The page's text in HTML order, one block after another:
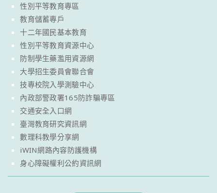
性別平等教育專區
教育儲蓄專戶
十二年國民基本教育
性別平等教育資源中心
防制學生藥濫用資源網
大學招生委員會聯合會
技專校院入學測驗中心
內政部警政署165防詐騙專區
交通安全入口網
臺灣教育研究資訊網
數理科教學分享網
iWIN網路內容防護機構
身心障礙權利公約資訊網